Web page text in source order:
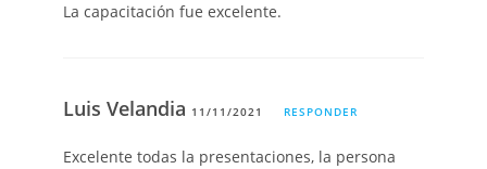
La capacitación fue excelente.
Luis Velandia 11/11/2021 RESPONDER
Excelente todas la presentaciones, la persona